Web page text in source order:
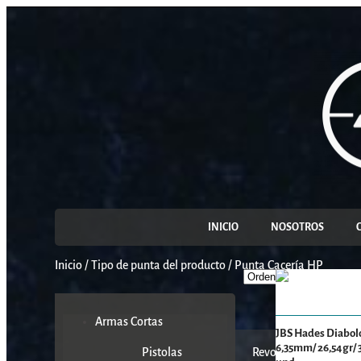
INICIO NOSOTROS
Inicio/Tipo de punta del producto/ Punta Cacería HP
Armas Cortas
Pistolas Revolveres
JBS Hades
6,35mm/ 26,54gr/